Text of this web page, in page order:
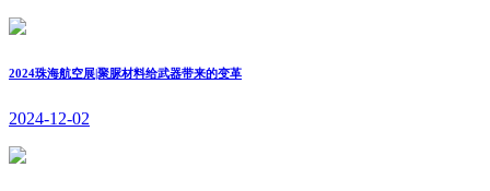
2024珠海航空展|聚脲材料给武器带来的变革
2024-12-02